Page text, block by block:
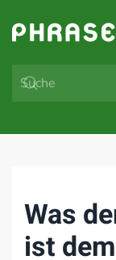
Zum
Was
ist